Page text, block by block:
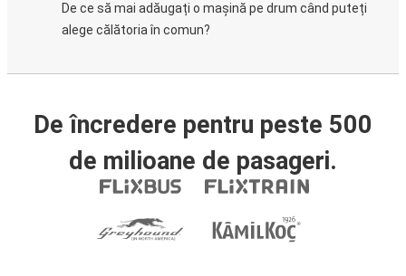
De ce să mai adăugați o mașină pe drum când puteți
alege călătoria în comun?
De încredere pentru peste 500
de milioane de pasageri.